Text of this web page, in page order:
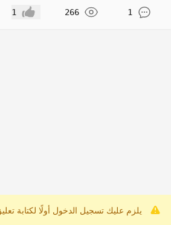
1
266 إعجاب 1
يلزم عليك تسجيل الدخول أولًا لكتابة